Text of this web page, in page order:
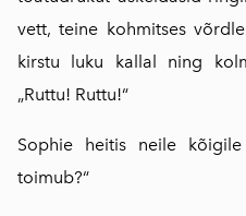
vett, teine kohmitses
kirstu luku kallal ning
„Ruttu! Ruttu!“
Sophie heitis neile
toimub?“